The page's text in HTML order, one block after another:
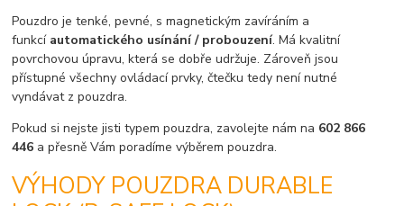
Pouzdro je tenké, pevné, s magnetickým zavíráním a
funkcí automatického usínání / probouzení. Má kvalitní
povrchovou úpravu, která se dobře udržuje. Zároveň jsou
přístupné všechny ovládací prvky, čtečku tedy není nutné
vyndávat z pouzdra.
Pokud si nejste jisti typem pouzdra, zavolejte nám na 602 866
446 a přesně Vám poradíme výběrem pouzdra.
VÝHODY POUZDRA DURABLE